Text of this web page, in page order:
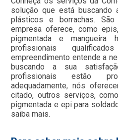
solução que está
plásticos e borrachas.
empresa oferece, como
pigmentada e mangueira
profissionais
empreendimento entende a
buscando a sua
profissionais estão
adequadamente, nós
citado, outros serviços,
pigmentada e epi para
saiba mais.